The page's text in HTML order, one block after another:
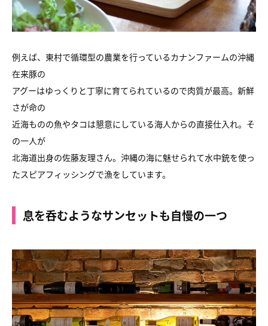
例えば、東村で循環型の農業を行っているカナンファームの沖縄
在来豚の
アグーはゆっくりと丁寧に育てられているので肉質が最高。新鮮
さが命の
近海ものの魚やタコは懇意にしている海人からの直接仕入れ。そ
の一人が
北海道出身の佐藤友理さん。沖縄の海に魅せられて水中銃を使っ
たスピアフィッシングで漁をしています。
息を呑むようなサンセットも自慢の一つ